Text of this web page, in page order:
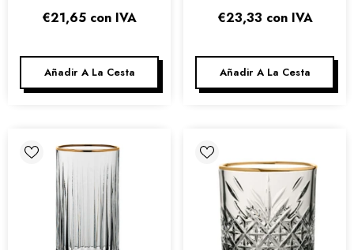
CAJA DE 4
€21,65 con IVA
Añadir A La Cesta
CAJA DE 4
€23,33 con IVA
Añadir A La Cesta